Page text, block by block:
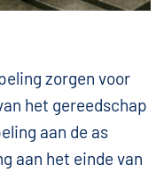
zorgen voor
het gereedschap
aan de as
aan het einde van